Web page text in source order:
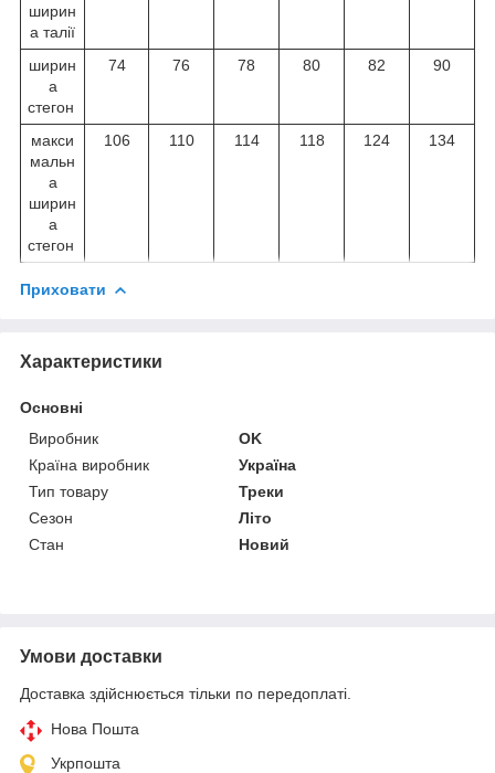
ширин
а талії
ширин
а
стегон
74 76 78 80 82 90
макси
мальн
а
ширин
а
стегон
106 110 114 118 124 134
Приховати
Характеристики
Основні
Виробник
OK
Країна виробник
Україна
Тип товару
Треки
Сезон
Літо
Стан
Новий
Умови доставки
Доставка здійснюється тільки по передоплаті.
Нова Пошта
Укрпошта